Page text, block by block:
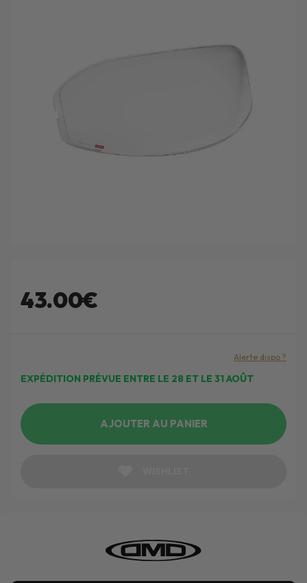
43.00€
EXPÉDITION PRÉVUE ENTRE LE 28 ET LE 31 AOÛT
Alerte dispo ?
AJOUTER AU PANIER